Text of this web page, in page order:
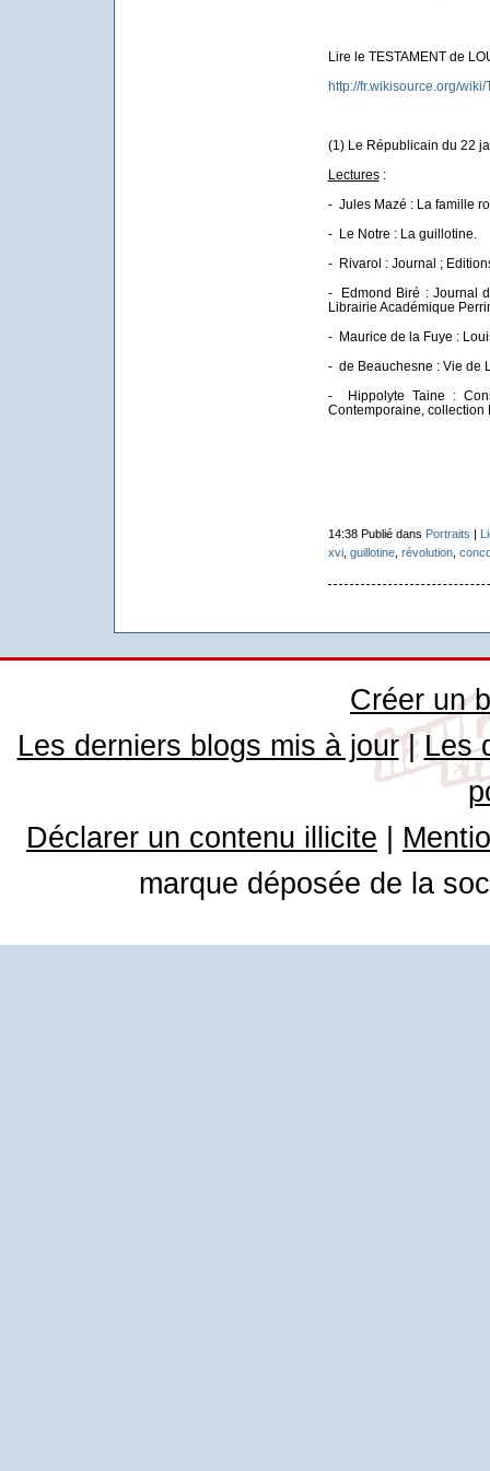
Lire le TESTAMENT de
http://fr.wikisource.org/
(1) Le Républicain du 22
Lectures:
- Jules Mazé : La famille
- Le Notre : La guillotine.
- Rivarol : Journal ;
- Edmond Biré : Journal
Librairie Académique
- Maurice de la Fuye :
- de Beauchesne : Vie de
- Hippolyte Taine :
Contemporaine, collection
14:38 Publié dans Portraits |
xvi, guillotine, révolution,
Créer un
Les derniers blogs mis à jour| Les
Déclarer un contenu illicite
marque déposée de la